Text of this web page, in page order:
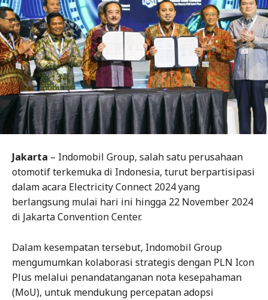
Jakarta – Indomobil Group, salah satu perusahaan
otomotif terkemuka di Indonesia, turut berpartisipasi
dalam acara Electricity Connect 2024 yang
berlangsung mulai hari ini hingga 22 November 2024
di Jakarta Convention Center.
Dalam kesempatan tersebut, Indomobil Group
mengumumkan kolaborasi strategis dengan PLN Icon
Plus melalui penandatanganan nota kesepahaman
(MoU), untuk mendukung percepatan adopsi